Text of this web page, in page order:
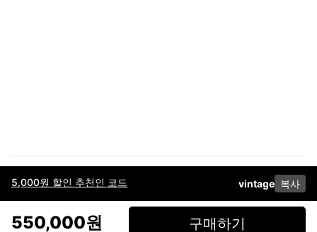
5,000원 할인 추천인 코드 vintage 복사
550,000원 구매하기
이용약관고객센터판매개인정보 처리방침사업자 정보다운로드
페이스북